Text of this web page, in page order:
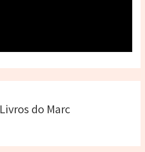
Livros do Marc